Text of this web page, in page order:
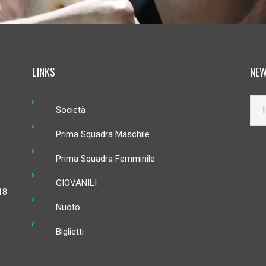
LINKS
Società
Prima Squadra Maschile
Prima Squadra Femminile
GIOVANILI
Nuoto
Biglietti